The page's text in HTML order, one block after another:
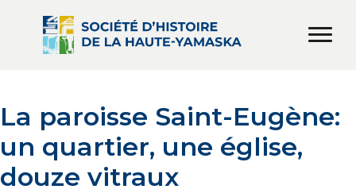
La paroisse Saint-Eugène:
un quartier, une église,
douze vitraux